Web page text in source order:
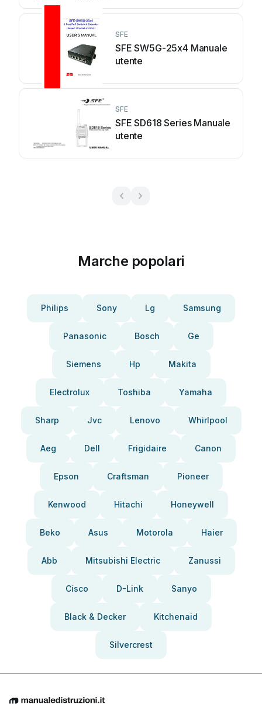
SFE
SFE SW5G-25x4 Manuale
utente
SFE
SFE SD618 Series Manuale
utente
Marche popolari
Philips Sony Lg Samsung
Panasonic Bosch Ge
Siemens Hp Makita
Electrolux Toshiba Yamaha
Sharp Jvc Lenovo Whirlpool
Aeg Dell Frigidaire Canon
Epson Craftsman Pioneer
Kenwood Hitachi Honeywell
Beko Asus Motorola Haier
Abb Mitsubishi Electric Zanussi
Cisco D-Link Sanyo
Black & Decker Kitchenaid
Silvercrest